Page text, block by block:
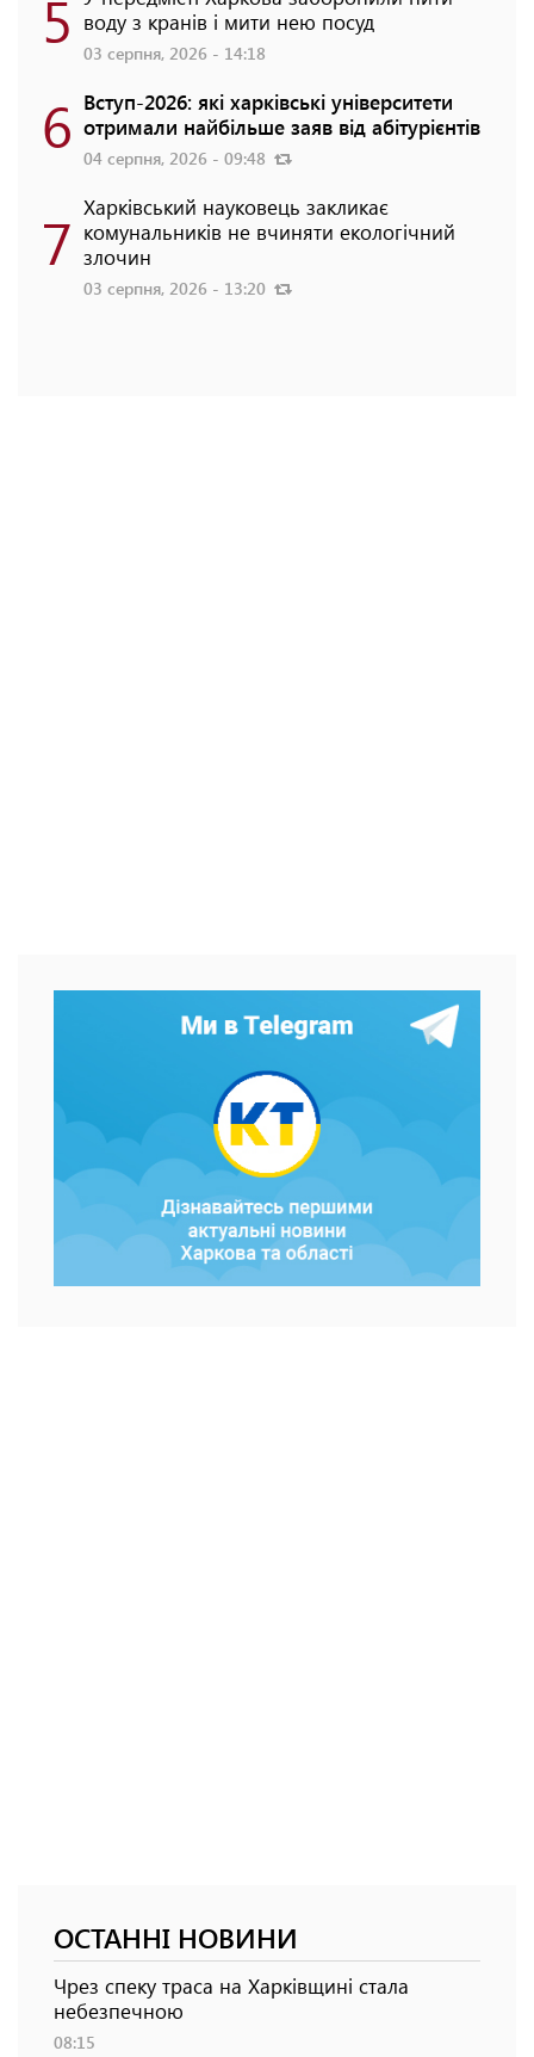
5 воду з кранів і мити нею посуд
03 серпня, 2026 - 14:18
6 Вступ-2026: які харківські університети
отримали найбільше заяв від абітурієнтів
04 серпня, 2026 - 09:48
7 Харківський науковець закликає
комунальників не вчиняти екологічний
злочин
03 серпня, 2026 - 13:20
ОСТАННІ НОВИНИ
Чрез спеку траса на Харківщині стала
небезпечною
08:15